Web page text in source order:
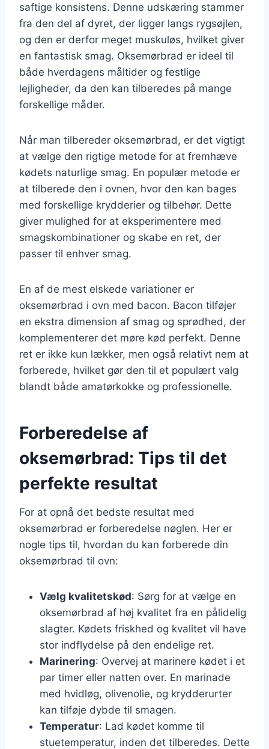
saftige konsistens. Denne udskæring stammer
fra den del af dyret, der ligger langs rygsøjlen,
og den er derfor meget muskuløs, hvilket giver
en fantastisk smag. Oksemørbrad er ideel til
både hverdagens måltider og festlige
lejligheder, da den kan tilberedes på mange
forskellige måder.
Når man tilbereder oksemørbrad, er det vigtigt
at vælge den rigtige metode for at fremhæve
kødets naturlige smag. En populær metode er
at tilberede den i ovnen, hvor den kan bages
med forskellige krydderier og tilbehør. Dette
giver mulighed for at eksperimentere med
smagskombinationer og skabe en ret, der
passer til enhver smag.
En af de mest elskede variationer er
oksemørbrad i ovn med bacon. Bacon tilføjer
en ekstra dimension af smag og sprødhed, der
komplementerer det møre kød perfekt. Denne
ret er ikke kun lækker, men også relativt nem at
forberede, hvilket gør den til et populært valg
blandt både amatørkokke og professionelle.
Forberedelse af
oksemørbrad: Tips til det
perfekte resultat
For at opnå det bedste resultat med
oksemørbrad er forberedelse nøglen. Her er
nogle tips til, hvordan du kan forberede din
oksemørbrad til ovn:
Vælg kvalitetskød: Sørg for at vælge en
oksemørbrad af høj kvalitet fra en pålidelig
slagter. Kødets friskhed og kvalitet vil have
stor indflydelse på den endelige ret.
Marinering: Overvej at marinere kødet i et
par timer eller natten over. En marinade
med hvidløg, olivenolie, og krydderurter
kan tilføje dybde til smagen.
Temperatur: Lad kødet komme til
stuetemperatur, inden det tilberedes. Dette